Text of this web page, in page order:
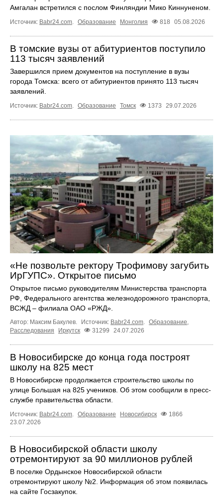
Амгалан встретился с послом Финляндии Мико Киннуненом.
Источник: Babr24.com. Образование Монголия 818 05.08.2026
В томские вузы от абитуриентов поступило
113 тысяч заявлений
Завершился прием документов на поступление в вузы
города Томска: всего от абитуриентов принято 113 тысяч
заявлений.
Источник: Babr24.com. Образование Томск 1373 29.07.2026
«Не позвольте ректору Трофимову загубить
ИрГУПС». Открытое письмо
Открытое письмо руководителям Министерства транспорта
РФ, Федерального агентства железнодорожного транспорта,
ВСЖД – филиала ОАО «РЖД».
Автор: Максим Бакулев. Источник: Babr24.com. Образование,
Расследования
Иркутск 31299 24.07.2026
В Новосибирске до конца года построят
школу на 825 мест
В Новосибирске продолжается строительство школы по
улице Большая на 825 учеников. Об этом сообщили в пресс-
службе правительства области.
Источник: Babr24.com. Образование Новосибирск
1866
23.07.2026
В Новосибирской области школу
отремонтируют за 90 миллионов рублей
В поселке Ордынское Новосибирской области
отремонтируют школу №2. Информация об этом появилась
на сайте Госзакупок.